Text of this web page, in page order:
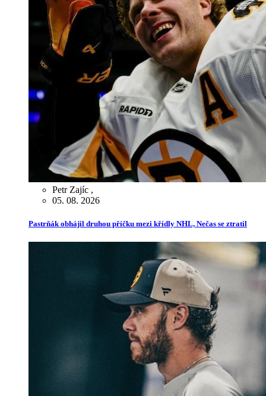
Petr Zajíc ,
05. 08. 2026
Pastrňák obhájil druhou příčku mezi křídly NHL, Nečas se ztratil